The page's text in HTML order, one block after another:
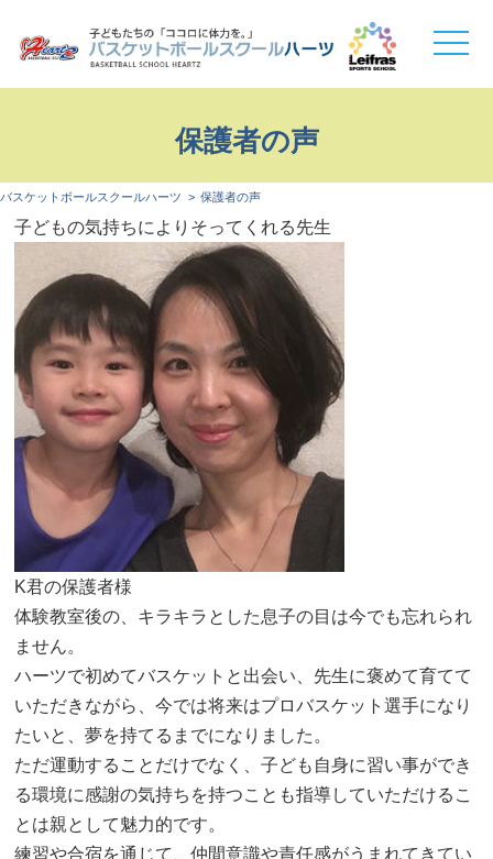
toggle
保護者の声
バスケットボールスクールハーツ 保護者の声
子どもの気持ちによりそってくれる先生
K君の保護者様
体験教室後の、キラキラとした息子の目は今でも忘れられ
ません。
ハーツで初めてバスケットと出会い、先生に褒めて育てて
いただきながら、今では将来はプロバスケット選手になり
たいと、夢を持てるまでになりました。
ただ運動することだけでなく、子ども自身に習い事ができ
る環境に感謝の気持ちを持つことも指導していただけるこ
とは親として魅力的です。
練習や合宿を通じて、仲間意識や責任感がうまれてきてい